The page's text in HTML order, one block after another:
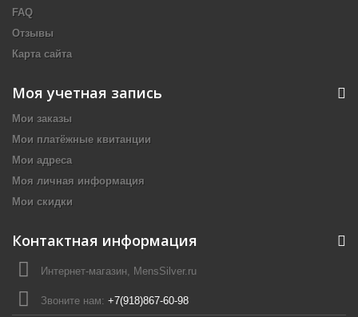
FAQ
Отзывы
Карта сайта
Моя учетная запись
Мои заказы
Мои платёжные квитанции
Мои адреса
Моя личная информация
Мои скидки
Контактная информация
Интернет-магазин, MensSilver.ru
Звоните нам: +7(918)867-60-98